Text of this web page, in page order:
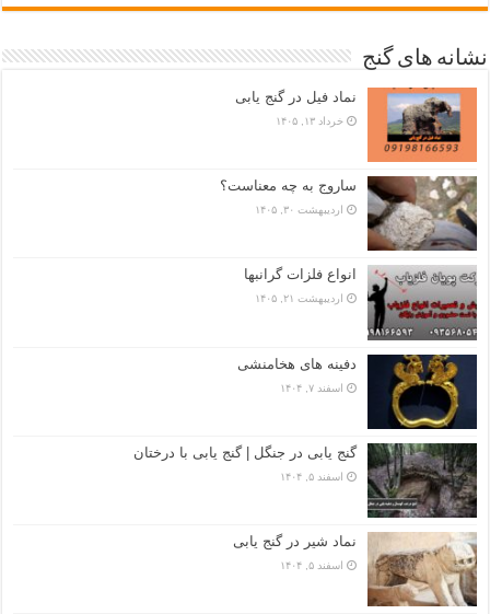
نشانه های گنج
نماد فیل در گنج یابی
خرداد ۱۳, ۱۴۰۵
ساروج به چه معناست؟
اردیبهشت ۳۰, ۱۴۰۵
انواع فلزات گرانبها
اردیبهشت ۲۱, ۱۴۰۵
دفینه های هخامنشی
اسفند ۷, ۱۴۰۴
گنج یابی در جنگل | گنج یابی با درختان
اسفند ۵, ۱۴۰۴
نماد شیر در گنج یابی
اسفند ۵, ۱۴۰۴